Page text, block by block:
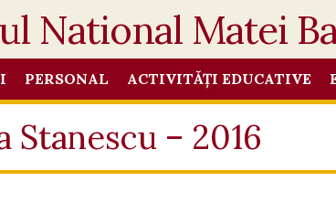
PERSONAL ACTIVITĂȚI EDUCATIVE
– 2016